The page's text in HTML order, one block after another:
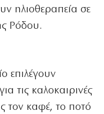
ηλιοθεραπεία σε
Ρόδου.
επιλέγουν
τις καλοκαιρινές
τον καφέ, το ποτό